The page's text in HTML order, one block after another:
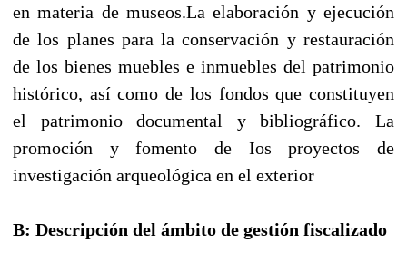
en materia de museos.La elaboración y ejecución
de los planes para la conservación y restauración
de los bienes muebles e inmuebles del patrimonio
histórico, así como de los fondos que constituyen
el patrimonio documental y bibliográfico. La
promoción y fomento de Ios proyectos de
investigación arqueológica en el exterior
B: Descripción del ámbito de gestión fiscalizado